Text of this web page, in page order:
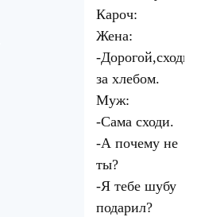
Кароч:
Жена:
-Дорогой,сходи
за хлебом.
Муж:
-Сама сходи.
-А почему не
ты?
-Я тебе шубу
подарил?